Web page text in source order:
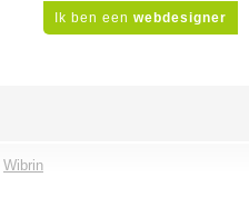
Ik ben een webdesigner
Wibrin